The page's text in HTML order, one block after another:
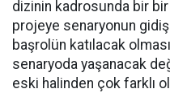
dizinin kadrosunda bir
projeye senaryonun
başrolün katılacak
senaryoda yaşanacak
eski halinden çok farklı